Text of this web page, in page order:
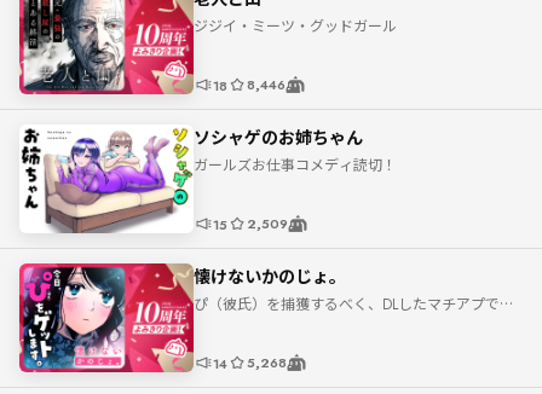
ジジイ・ミーツ・グッドガール
18 8,446
ソシャゲのお姉ちゃん
ガールズお仕事コメディ読切！
15 2,509
懐けないかのじょ。
ぴ（彼氏）を捕獲するべく、DLしたマチアプで出
14 5,268